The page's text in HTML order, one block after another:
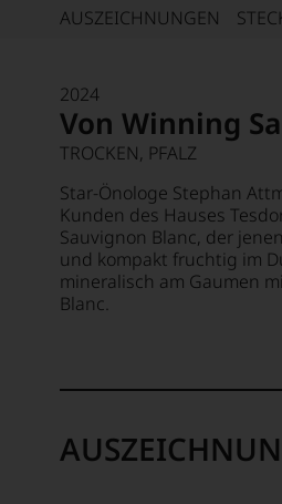
AUSZEICHNUNGEN
2024
Von Winning
TROCKEN, PFALZ
Star-Önologe Stephan
Kunden des Hauses
Sauvignon Blanc, der
und kompakt fruchtig im
mineralisch am Gaumen
Blanc.